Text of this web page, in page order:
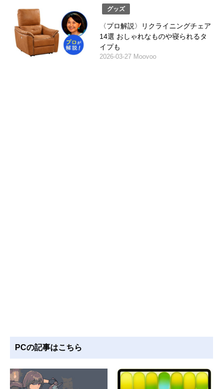
グッズ
〈プロ解説〉リクライニングチェア
14選 おしゃれなものや寝られるタ
イプも
2026-03-27 Moovoo
PCの記事はこちら